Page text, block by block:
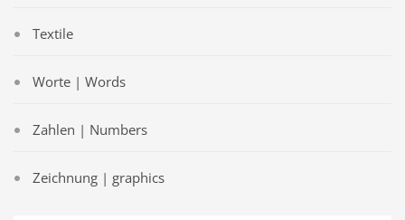
Textile
Worte | Words
Zahlen | Numbers
Zeichnung | graphics